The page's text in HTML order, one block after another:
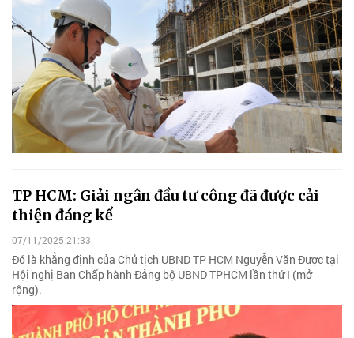
TP HCM: Giải ngân đầu tư công đã được cải
thiện đáng kể
07/11/2025 21:33
Đó là khẳng định của Chủ tịch UBND TP HCM Nguyễn Văn Được tại
Hội nghị Ban Chấp hành Đảng bộ UBND TPHCM lần thứ I (mở
rộng).